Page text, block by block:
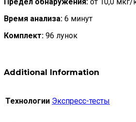
Предел обнаружения: от 10,0 мкг/
Время анализа: 6 минут
Комплект: 96 лунок
Additional Information
Технологии Экспресс-тесты